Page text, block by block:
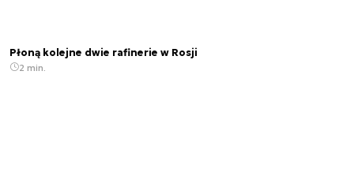
Płoną kolejne dwie rafinerie w Rosji
2 min.